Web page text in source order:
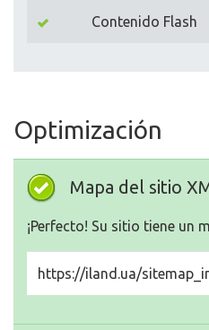
Contenido Flash
Optimización
Mapa del sitio
¡Perfecto! Su sitio tiene un
https://iland.ua/